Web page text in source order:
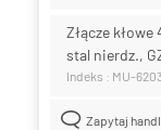
Złącze kłowe
stal nierdz.,
Indeks : MU-
Zapytaj